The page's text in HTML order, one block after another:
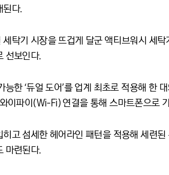
된다.
탁기 시장을 뜨겁게 달군 액티브워시 세
선보인다.
한 ‘듀얼 도어’를 업계 최초로 적용해 한
이파이(Wi-Fi) 연결을 통해 스마트폰으로
고 섬세한 헤어라인 패턴을 적용해 세련된
마련된다.